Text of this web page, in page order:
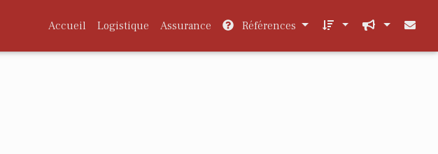
Accueil Logistique Assurance Références